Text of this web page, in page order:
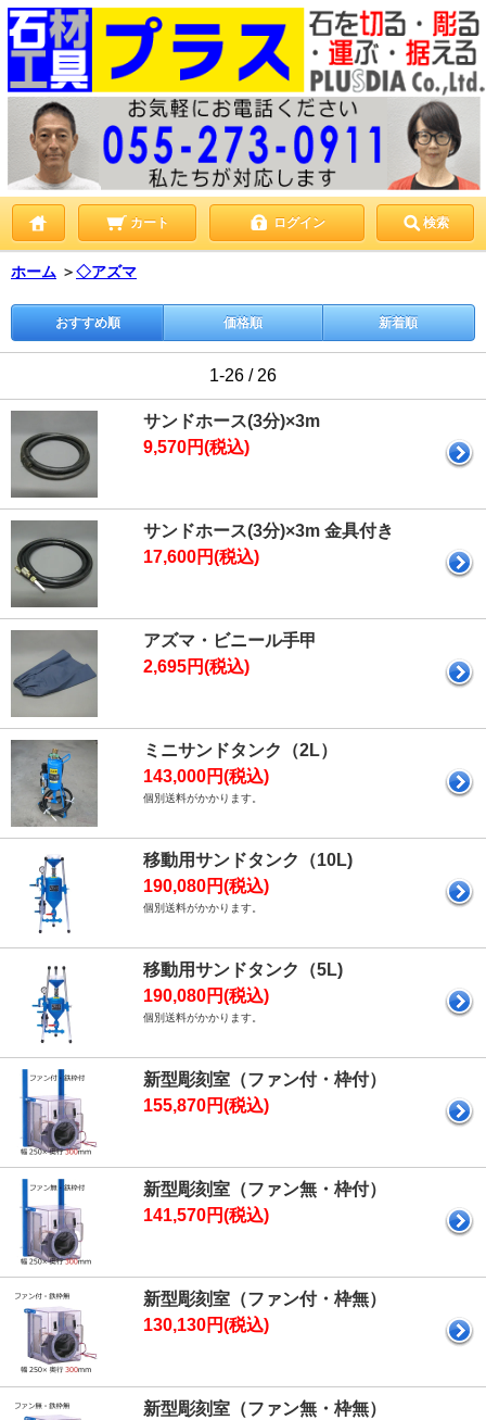
カート ログイン 検索
ホーム ＞◇アズマ
おすすめ順 価格順 新着順
1-26 / 26
サンドホース(3分)×3m
9,570円(税込)
サンドホース(3分)×3m 金具付き
17,600円(税込)
アズマ・ビニール手甲
2,695円(税込)
ミニサンドタンク（2L）
143,000円(税込)
個別送料がかかります。
移動用サンドタンク（10L)
190,080円(税込)
個別送料がかかります。
移動用サンドタンク（5L)
190,080円(税込)
個別送料がかかります。
新型彫刻室（ファン付・枠付）
155,870円(税込)
新型彫刻室（ファン無・枠付）
141,570円(税込)
新型彫刻室（ファン付・枠無）
130,130円(税込)
新型彫刻室（ファン無・枠無）